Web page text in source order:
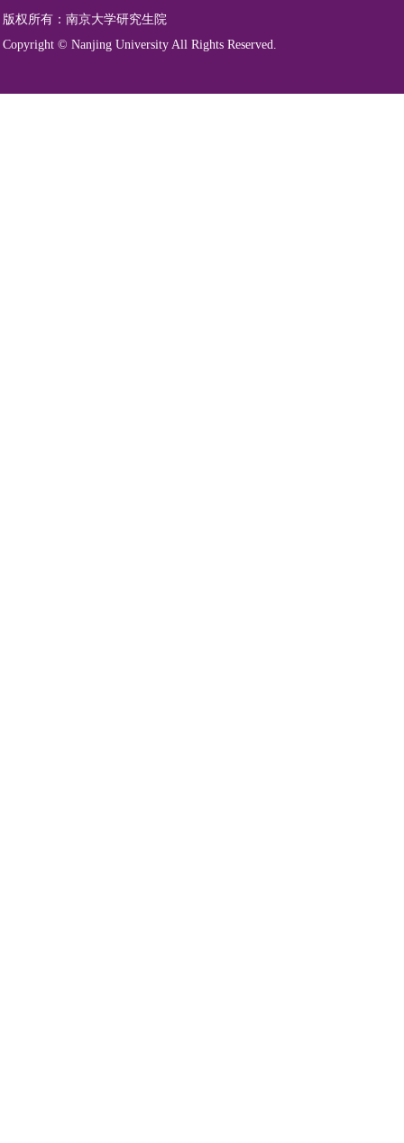
版权所有：南京大学研究生院
Copyright © Nanjing University All Rights Reserved.